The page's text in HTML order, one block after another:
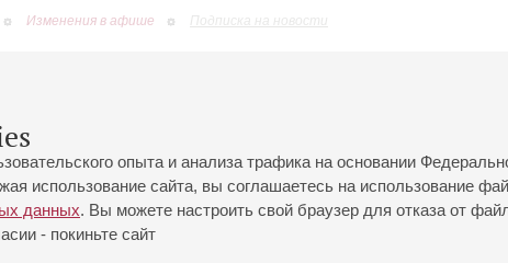
Изменения в афише Подписка на новости
опыта и анализа трафика на основании
использование сайта, вы соглашаетесь на использование
данных. Вы можете настроить свой браузер для отказа от
- покиньте сайт
работы кассы Большого зала: с 11:00 до 20:30